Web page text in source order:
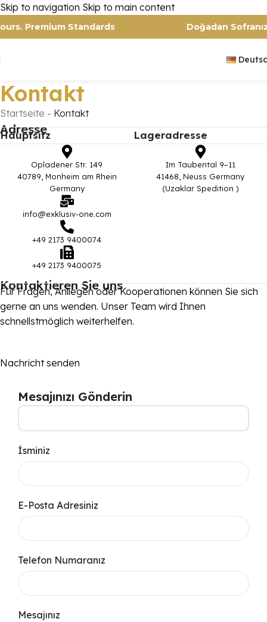
Skip to navigation Skip to main content
Premium Standards Doğadan
Kontakt
Startseite - Kontakt
Adresse
Hauptsitz
Opladener Str. 149
40789, Monheim am Rhein
Germany
info@exklusiv-one.com
+49 2173 9400074
+49 2173 9400075
Lageradresse
Im Taubental 9–11
41468, Neuss Germany
(Uzaklar Spedition )
Kontaktieren Sie uns
Für Fragen, Anliegen oder Kooperationen können Sie sich
gerne an uns wenden. Unser Team wird Ihnen
schnellstmöglich weiterhelfen.
Nachricht senden
Mesajınızı Gönderin
İsminiz
E-Posta Adresiniz
Telefon Numaranız
Mesajınız